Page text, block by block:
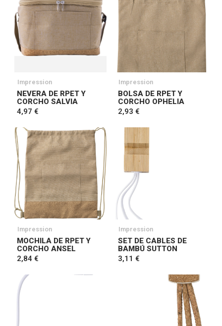
Impression
NEVERA DE RPET Y
CORCHO SALVIA
4,97 €
Impression
BOLSA DE RPET Y
CORCHO OPHELIA
2,93 €
Impression
MOCHILA DE RPET Y
CORCHO ANSEL
2,84 €
Impression
SET DE CABLES DE
BAMBÚ SUTTON
3,11 €